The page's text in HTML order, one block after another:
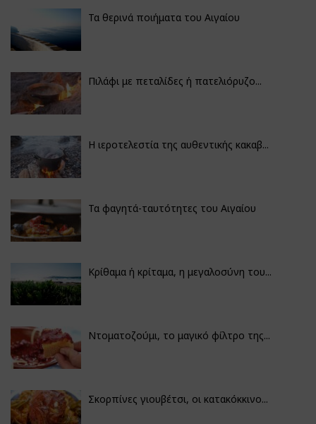
Τα θερινά ποιήματα του Αιγαίου
Πιλάφι με πεταλίδες ή πατελιόρυζο...
Η ιεροτελεστία της αυθεντικής κακαβ...
Τα φαγητά-ταυτότητες του Αιγαίου
Κρίθαμα ή κρίταμα, η μεγαλοσύνη του...
Ντοματοζούμι, το μαγικό φίλτρο της...
Σκορπίνες γιουβέτσι, οι κατακόκκινο...